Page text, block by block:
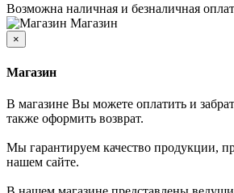
Возможна наличная и безналичная
Магазин
×
Магазин
В магазине Вы можете оплатить и
также оформить возврат.
Мы гарантируем качество продукции,
нашем сайте.